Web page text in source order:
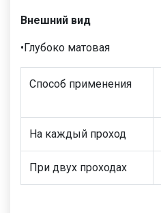
Внешний вид
•Глубоко матовая
Способ применения
На каждый проход
При двух проходах